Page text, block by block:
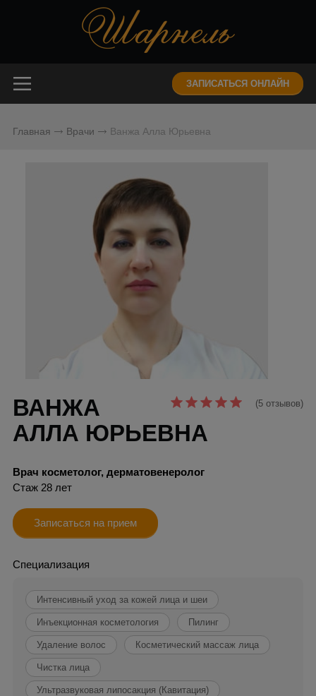
ЗАПИСАТЬСЯ ОНЛАЙН
Главная Врачи Ванжа Алла Юрьевна
(5 отзывов)
ВАНЖА
АЛЛА ЮРЬЕВНА
Врач косметолог, дерматовенеролог
Стаж 28 лет
Записаться на прием
Специализация
Интенсивный уход за кожей лица и шеи
Инъекционная косметология Пилинг
Удаление волос Косметический массаж лица
Чистка лица
Ультразвуковая липосакция (Кавитация)